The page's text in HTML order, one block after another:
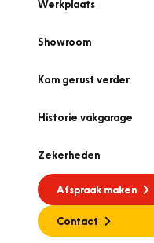
Werkplaats
Showroom
Kom gerust verder
Historie vakgarage
Zekerheden
Afspraak maken
Contact